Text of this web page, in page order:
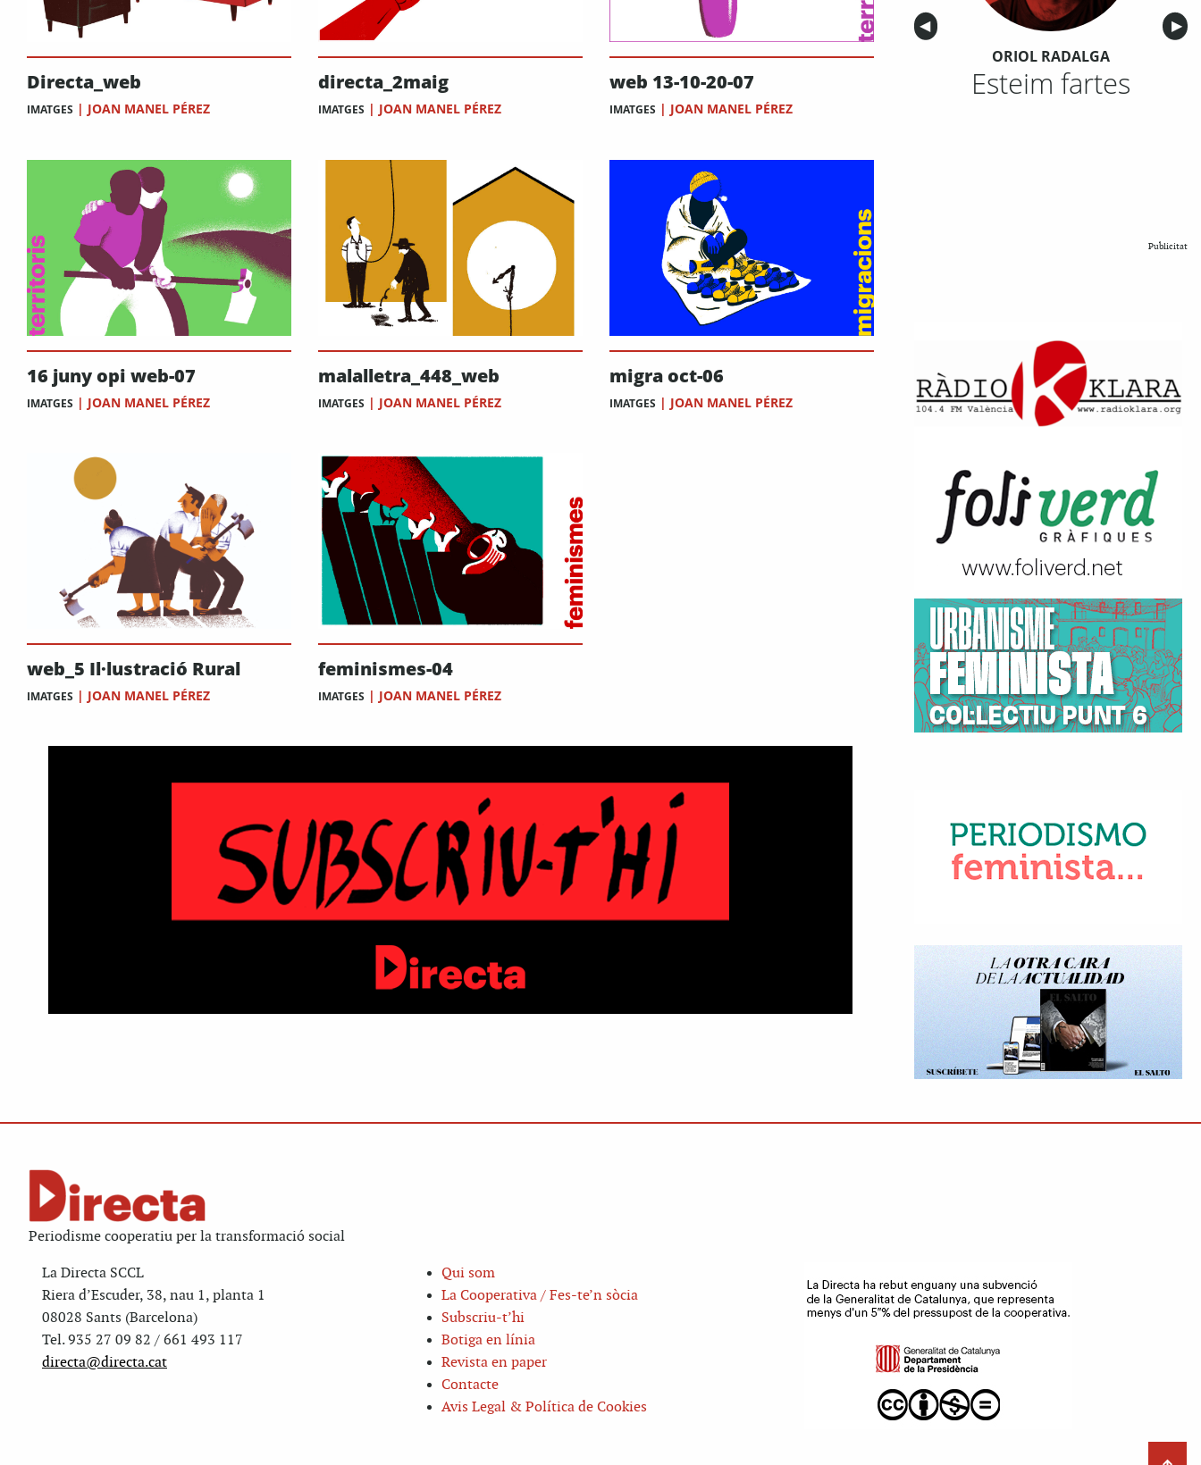
Directa_web
IMATGES | JOAN MANEL PÉREZ
directa_2maig
IMATGES | JOAN MANEL PÉREZ
web 13-10-20-07
IMATGES | JOAN MANEL PÉREZ
16 juny opi web-07
IMATGES | JOAN MANEL PÉREZ
malalletra_448_web
IMATGES | JOAN MANEL PÉREZ
migra oct-06
IMATGES | JOAN MANEL PÉREZ
web_5 Il·lustració Rural
IMATGES | JOAN MANEL PÉREZ
feminismes-04
IMATGES | JOAN MANEL PÉREZ
Anterior
◀︎ ▶︎
ORIOL RADALGA
Esteim fartes
Publicitat
Periodisme cooperatiu per la transformació social
La Directa SCCL
Riera d’Escuder, 38, nau 1, planta 1
08028 Sants (Barcelona)
Tel. 935 27 09 82 / 661 493 117
directa@directa.cat
Qui som
La Cooperativa / Fes-te’n sòcia
Subscriu-t’hi
Botiga en línia
Revista en paper
Contacte
Avis Legal & Política de Cookies